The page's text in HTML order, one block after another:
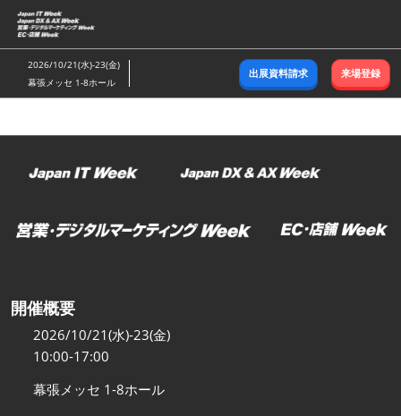
ス
キ
ッ
し
2026/10/21(水)-23(金)
幕張メッセ 1-8ホール
出展資料請求 来場登録
開催概要
2026/10/21(水)-23(金)
10:00-17:00
幕張メッセ 1-8ホール